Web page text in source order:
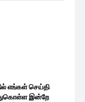
எங்கள் செய்தி
இன்றே